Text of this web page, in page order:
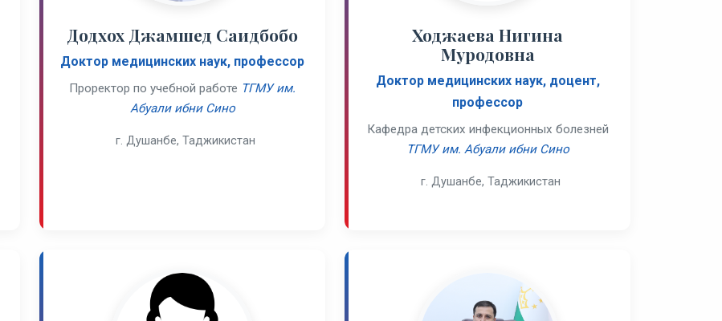
Додхох Джамшед Саидбобо
Доктор медицинских наук, профессор
Проректор по учебной работе ТГМУ им.
Абуали ибни Сино
г. Душанбе, Таджикистан
Ходжаева Нигина
Муродовна
Доктор медицинских наук, доцент,
профессор
Кафедра детских инфекционных болезней
ТГМУ им. Абуали ибни Сино
г. Душанбе, Таджикистан